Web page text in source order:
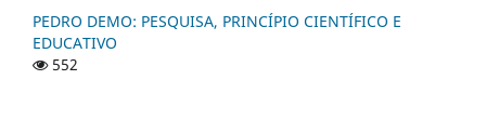
PEDRO DEMO: PESQUISA, PRINCÍPIO CIENTÍFICO E
EDUCATIVO
552